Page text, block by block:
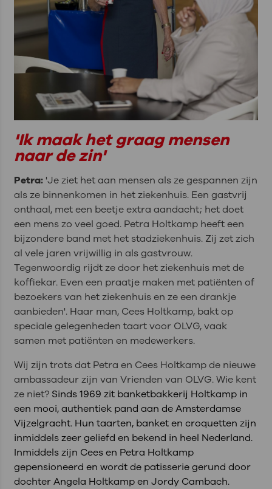
'Ik maak het graag mensen
naar de zin'
Petra:'Je ziet het aan mensen als ze gespannen zijn
als ze binnenkomen in het ziekenhuis. Een gastvrij
onthaal, met een beetje extra aandacht; het doet
een mens zo veel goed. Petra Holtkamp heeft een
bijzondere band met het stadziekenhuis. Zij zet zich
al vele jaren vrijwillig in als gastvrouw.
Tegenwoordig rijdt ze door het ziekenhuis met de
koffiekar. Even een praatje maken met patiënten of
bezoekers van het ziekenhuis en ze een drankje
aanbieden'. Haar man, Cees Holtkamp, bakt op
speciale gelegenheden taart voor OLVG, vaak
samen met patiënten en medewerkers.
Wij zijn trots dat Petra en Cees Holtkamp de nieuwe
ambassadeur zijn van Vrienden van OLVG. Wie kent
ze niet?Sinds 1969 zit banketbakkerij Holtkamp in
een mooi, authentiek pand aan de Amsterdamse
Vijzelgracht. Hun taarten, banket en croquetten zijn
inmiddels zeer geliefd en bekend in heel Nederland.
Inmiddels zijn Cees en Petra Holtkamp
gepensioneerd en wordt de patisserie gerund door
dochter Angela Holtkamp en Jordy Cambach.